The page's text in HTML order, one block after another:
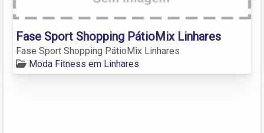
Fase Sport Shopping PátioMix Linhares
Fase Sport Shopping PátioMix Linhares
Moda Fitness em Linhares